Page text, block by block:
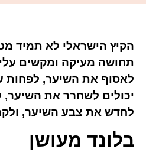
הקיץ הישראלי לא תמיד
תחושה מעיקה ומקשים
לאסוף את השיער, לפחות
יכולים לשחרר את השיער,
לחדש את צבע השיער, ולקראת חורף 2020 הכנו רשימה קצרה של כל
בלונד מעושן